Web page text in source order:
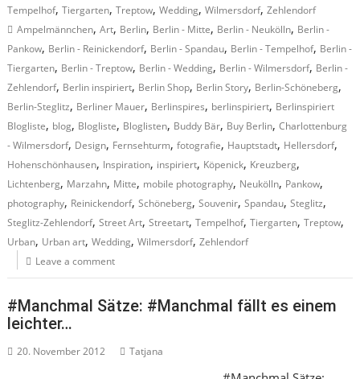
Tempelhof,Tiergarten,Treptow,Wedding,Wilmersdorf,Zehlendorf
Ampelmännchen,Art, Berlin, Berlin - Mitte, Berlin - Neukölln, Berlin -
Pankow, Berlin - Reinickendorf, Berlin - Spandau, Berlin - Tempelhof, Berlin -
Tiergarten, Berlin - Treptow, Berlin - Wedding, Berlin - Wilmersdorf, Berlin -
Zehlendorf, Berlin inspiriert, Berlin Shop, Berlin Story, Berlin-Schöneberg,
Berlin-Steglitz, Berliner Mauer, Berlinspires, berlinspiriert, Berlinspiriert
Blogliste, blog, Blogliste, Bloglisten, Buddy Bär, Buy Berlin,Charlottenburg
- Wilmersdorf, Design, Fernsehturm,fotografie, Hauptstadt, Hellersdorf,
Hohenschönhausen, Inspiration, inspiriert, Köpenick, Kreuzberg,
Lichtenberg, Marzahn, Mitte, mobile photography, Neukölln, Pankow,
photography, Reinickendorf,Schöneberg,Souvenir,Spandau,Steglitz,
Steglitz-Zehlendorf,Street Art,Streetart,Tempelhof,Tiergarten,Treptow,
Urban, Urban art,Wedding,Wilmersdorf,Zehlendorf
Leave a comment
#Manchmal Sätze: #Manchmal fällt es einem
leichter…
20. November 2012 Tatjana